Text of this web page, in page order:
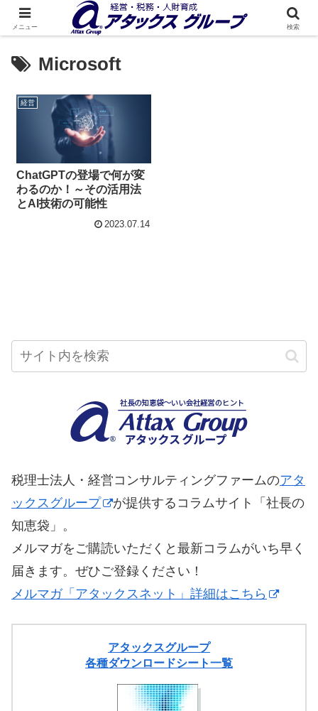
Microsoft
経営
ChatGPTの登場で何が変
わるのか！～その活用法
とAI技術の可能性
2023.07.14
税理士法人・経営コンサルティングファームのアタ
ックスグループ
が提供するコラムサイト「社長の
知恵袋」。
メルマガをご購読いただくと最新コラムがいち早く
届きます。ぜひご登録ください！
メルマガ「アタックスネット」詳細はこちら
アタックスグループ
各種ダウンロードシート一覧
メニュー 検索